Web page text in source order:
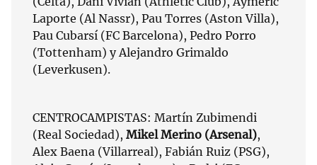
Laporte (Al Nassr), Pau Torres (Aston Villa),
Pau Cubarsí (FC Barcelona), Pedro Porro
(Tottenham) y Alejandro Grimaldo
(Leverkusen).
CENTROCAMPISTAS: Martín Zubimendi
(Real Sociedad), Mikel Merino (Arsenal),
Alex Baena (Villarreal), Fabián Ruiz (PSG),